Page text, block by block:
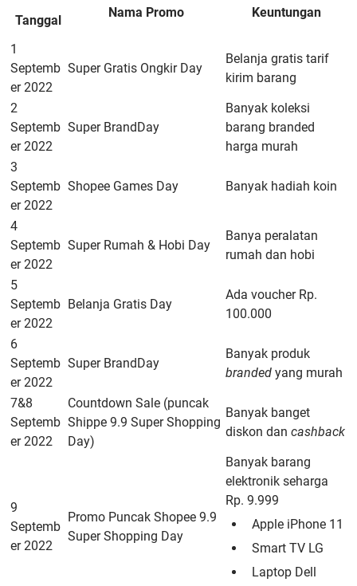
Tanggal
Nama Promo Keuntungan
1
Septemb
er 2022
Super Gratis Ongkir Day
Belanja gratis tarif
kirim barang
2
Septemb
er 2022
Super BrandDay
Banyak koleksi
barang branded
harga murah
3
Septemb
er 2022
Shopee Games Day Banyak hadiah koin
4
Septemb
er 2022
Super Rumah & Hobi Day
Banya peralatan
rumah dan hobi
5
Septemb
er 2022
Belanja Gratis Day
Ada voucher Rp.
100.000
6
Septemb
er 2022
Super BrandDay
Banyak produk
branded yang murah
7&8
Septemb
er 2022
Countdown Sale (puncak
Shippe 9.9 Super Shopping
Day)
Banyak banget
diskon dan cashback
9
Septemb
er 2022
Promo Puncak Shopee 9.9
Super Shopping Day
Banyak barang
elektronik seharga
Rp. 9.999
Apple iPhone 11
Smart TV LG
Laptop Dell